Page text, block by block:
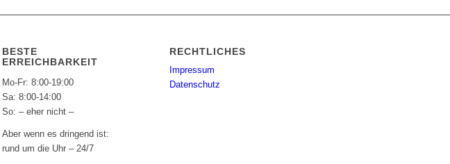
BESTE
ERREICHBARKEIT
Mo-Fr: 8:00-19:00
Sa: 8:00-14:00
So: – eher nicht –
Aber wenn es dringend ist:
rund um die Uhr – 24/7
RECHTLICHES
Impressum
Datenschutz